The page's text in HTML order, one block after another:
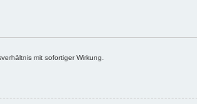
mit sofortiger Wirkung.